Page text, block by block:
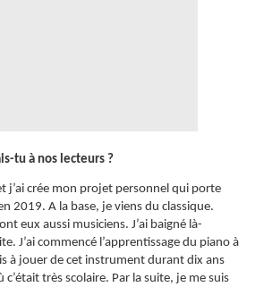
tu à nos lecteurs ?
j’ai crée mon projet personnel qui porte
2019. A la base, je viens du classique.
eux aussi musiciens. J’ai baigné là-
J’ai commencé l’apprentissage du piano à
à jouer de cet instrument durant dix ans
très scolaire. Par la suite, je me suis